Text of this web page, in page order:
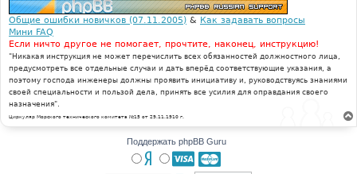
Общие ошибки новичков (07.11.2005) & Как задавать вопросы
Мини FAQ
Если ничто другое не помогает, прочтите, наконец, инструкцию!
"Никакая инструкция не может перечислить всех обязанностей должностного лица,
предусмотреть все отдельные случаи и дать вперёд соответствующие указания, а
поэтому господа инженеры должны проявить инициативу и, руководствуясь знаниями
своей специальности и пользой дела, принять все усилия для оправдания своего
назначения".
Циркуляр Морского технического комитета №15 от 29.11.1910 г.
Поддержать phpBB Guru